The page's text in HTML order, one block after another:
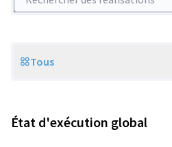
Scope
Tous
État d'exécution global